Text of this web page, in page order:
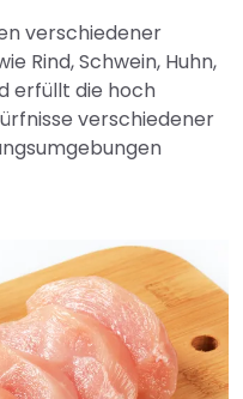
verschiedener
Rind, Schwein, Huhn,
erfüllt die hoch
verschiedener